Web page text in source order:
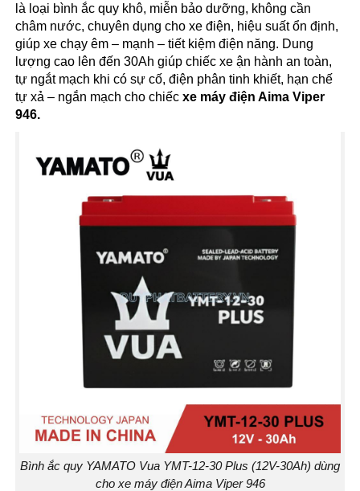
là loại bình ắc quy khô, miễn bảo dưỡng, không cần
châm nước, chuyên dụng cho xe điện, hiệu suất ổn định,
giúp xe chạy êm – mạnh – tiết kiệm điện năng. Dung
lượng cao lên đến 30Ah giúp chiếc xe ận hành an toàn,
tự ngắt mạch khi có sự cố, điện phân tinh khiết, hạn chế
tự xả – ngắn mạch cho chiếc xe máy điện Aima Viper
946.
Bình ắc quy YAMATO Vua YMT-12-30 Plus (12V-30Ah) dùng
cho xe máy điện Aima Viper 946